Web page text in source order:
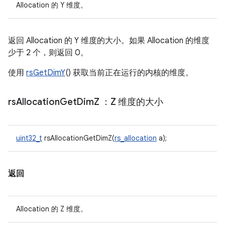
Allocation 的 Y 维度。
返回 Allocation 的 Y 维度的大小。如果 Allocation 的维度
少于 2 个，则返回 0。
使用 rsGetDimY() 获取当前正在运行的内核的维度。
rsAllocationGetDimZ ：Z 维度的大小
uint32_t rsAllocationGetDimZ(rs_allocation a);
返回
Allocation 的 Z 维度。